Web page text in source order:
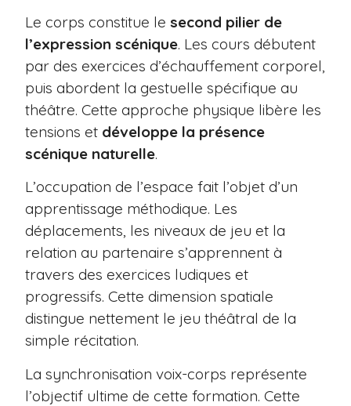
Le corps constitue lesecond pilier de
l’expression scénique. Les cours débutent
par des exercices d’échauffement corporel,
puis abordent la gestuelle spécifique au
théâtre. Cette approche physique libère les
tensions et développe la présence
scénique naturelle.
L’occupation de l’espace fait l’objet d’un
apprentissage méthodique. Les
déplacements, les niveaux de jeu et la
relation au partenaire s’apprennent à
travers des exercices ludiques et
progressifs. Cette dimension spatiale
distingue nettement le jeu théâtral de la
simple récitation.
La synchronisation voix-corps représente
l’objectif ultime de cette formation. Cette